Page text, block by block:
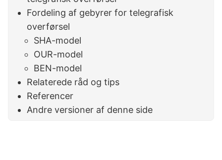
Fordeling af gebyrer for telegrafisk
overførsel
SHA-model
OUR-model
BEN-model
Relaterede råd og tips
Referencer
Andre versioner af denne side